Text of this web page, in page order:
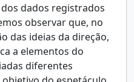
dados registrados
observar que, no
das ideias da direção,
a elementos do
diferentes